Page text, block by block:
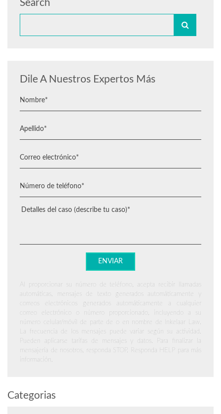
Search
Dile A Nuestros Expertos Más
Al proporcionar su número de teléfono, acepta recibir llamadas
automáticas, mensajes de texto generados automáticamente y
correos electrónicos generados automáticamente a cualquier
correo electrónico o número proporcionado, incluyendo a su
número celular/móvil de parte de o en nombre de Inkelaar Law.
La frecuencia de los mensajes puede variar según su actividad.
Pueden aplicarse tarifas de mensajes y datos. Para finalizar la
mensajería de nosotros, responda STOP. Responda HELP para más
información.
Categorias